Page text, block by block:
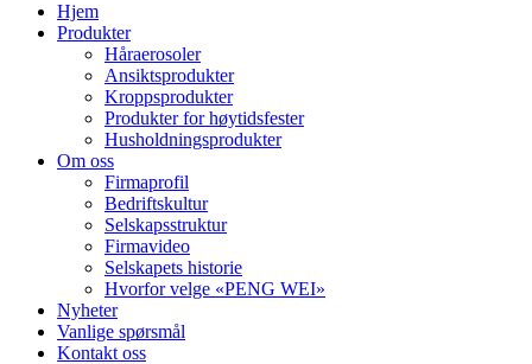
Hjem
Produkter
Håraerosoler
Ansiktsprodukter
Kroppsprodukter
Produkter for høytidsfester
Husholdningsprodukter
Om oss
Firmaprofil
Bedriftskultur
Selskapsstruktur
Firmavideo
Selskapets historie
Hvorfor velge «PENG WEI»
Nyheter
Vanlige spørsmål
Kontakt oss